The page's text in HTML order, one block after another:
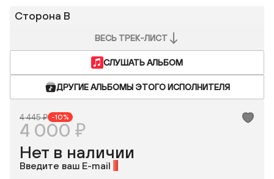
Сторона B
ВЕСЬ ТРЕК-ЛИСТ
СЛУШАТЬ АЛЬБОМ
ДРУГИЕ АЛЬБОМЫ ЭТОГО ИСПОЛНИТЕЛЯ
4 445 ₽ -10%
4 000 ₽
Нет в наличии
Введите ваш E-mail